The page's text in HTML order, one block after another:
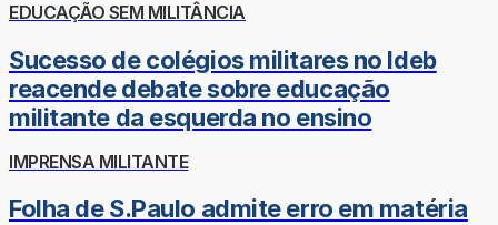
EDUCAÇÃO SEM MILITÂNCIA
Sucesso de colégios militares no Ideb
reacende debate sobre educação
militante da esquerda no ensino
IMPRENSA MILITANTE
Folha de S.Paulo admite erro em matéria